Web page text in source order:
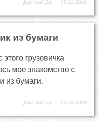
Дмитрий ДА 25.12.2008
из бумаги
грузовичка
мое знакомство с
из бумаги.
Дмитрий ДА 01.03.2009